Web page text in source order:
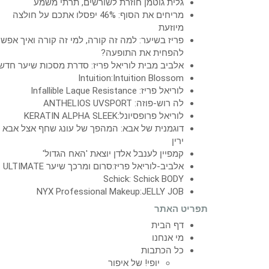
גלית גוטמן חוזרת לשורשים, תרתי משמע
מריחים את הסוף: 46% יפסלו אתכם על חולצה
מיוזעת
פריז בשיער: למה זה קורה, למי זה קורה ואיך
להפחית את התופעה?
אלביב מבית לוריאל פריז: סדרת מסכות שיער
Intuition:Intuition Blossom
לוריאל פריז: Infallible Laque Resistance
לה רוש-פוזה: ANTHELIOS UVSPORT
לוריאל פרופסיונל:KERATIN ALPHA SLEEK
דוגמנית של אבא: המהפך של עונג שחף אצל אבא
ירין
קמפיין לענבל אלדן יוצאת 'האח הגדול'
אלביב-לוריאל פריז:סרום ומרכך שיער ULTIMATE
Schick: Schick BODY
NYX Professional Makeup:JELLY JOB
תפריט האתר
דף הבית
מי אנחנו
כל הכתבות
יופי! של איפור